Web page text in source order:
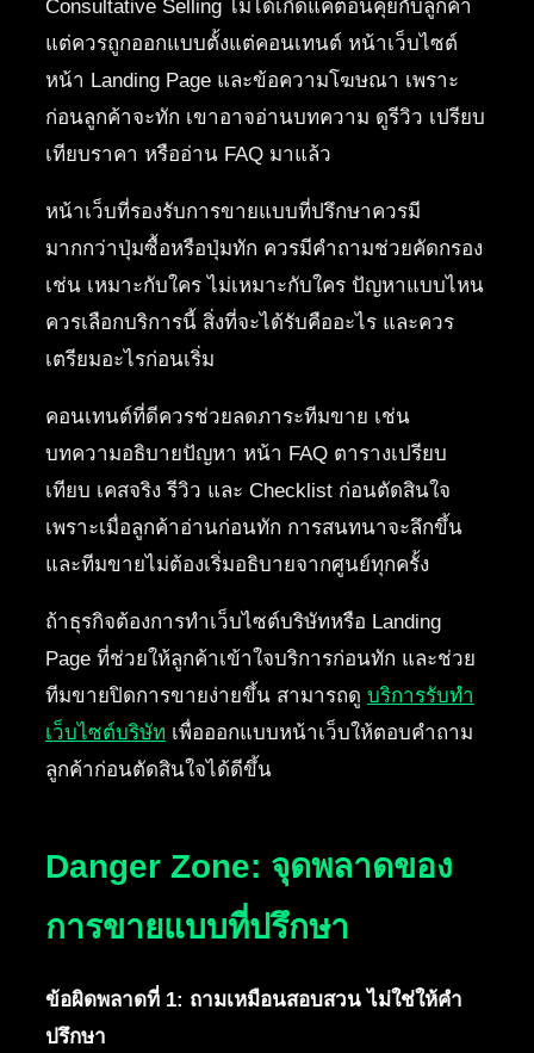
Consultative Selling ไม่ได้เกิดแค่ตอนคุยกับลูกค้า
แต่ควรถูกออกแบบตั้งแต่คอนเทนต์ หน้าเว็บไซต์
หน้า Landing Page และข้อความโฆษณา เพราะ
ก่อนลูกค้าจะทัก เขาอาจอ่านบทความ ดูรีวิว เปรียบ
เทียบราคา หรืออ่าน FAQ มาแล้ว
หน้าเว็บที่รองรับการขายแบบที่ปรึกษาควรมี
มากกว่าปุ่มซื้อหรือปุ่มทัก ควรมีคำถามช่วยคัดกรอง
เช่น เหมาะกับใคร ไม่เหมาะกับใคร ปัญหาแบบไหน
ควรเลือกบริการนี้ สิ่งที่จะได้รับคืออะไร และควร
เตรียมอะไรก่อนเริ่ม
คอนเทนต์ที่ดีควรช่วยลดภาระทีมขาย เช่น
บทความอธิบายปัญหา หน้า FAQ ตารางเปรียบ
เทียบ เคสจริง รีวิว และ Checklist ก่อนตัดสินใจ
เพราะเมื่อลูกค้าอ่านก่อนทัก การสนทนาจะลึกขึ้น
และทีมขายไม่ต้องเริ่มอธิบายจากศูนย์ทุกครั้ง
ถ้าธุรกิจต้องการทำเว็บไซต์บริษัทหรือ Landing
Page ที่ช่วยให้ลูกค้าเข้าใจบริการก่อนทัก และช่วย
ทีมขายปิดการขายง่ายขึ้น สามารถดู บริการรับทำ
เว็บไซต์บริษัท เพื่อออกแบบหน้าเว็บให้ตอบคำถาม
ลูกค้าก่อนตัดสินใจได้ดีขึ้น
Danger Zone: จุดพลาดของ
การขายแบบที่ปรึกษา
ข้อผิดพลาดที่ 1: ถามเหมือนสอบสวน ไม่ใช่ให้คำ
ปรึกษา